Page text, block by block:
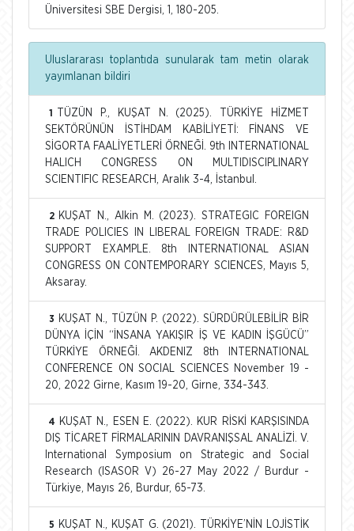
Üniversitesi SBE Dergisi, 1, 180-205.
Uluslararası toplantıda sunularak tam metin olarak
yayımlanan bildiri
1
TÜZÜN P., KUŞAT N. (2025). TÜRKİYE HİZMET
SEKTÖRÜNÜN İSTİHDAM KABİLİYETİ: FİNANS VE
SİGORTA FAALİYETLERİ ÖRNEĞİ. 9th INTERNATIONAL
HALICH CONGRESS ON MULTIDISCIPLINARY
SCIENTIFIC RESEARCH, Aralık 3-4, İstanbul.
2 KUŞAT N., Alkin M. (2023). STRATEGIC FOREIGN
TRADE POLICIES IN LIBERAL FOREIGN TRADE: R&D
SUPPORT EXAMPLE. 8th INTERNATIONAL ASIAN
CONGRESS ON CONTEMPORARY SCIENCES, Mayıs 5,
Aksaray.
3
KUŞAT N., TÜZÜN P. (2022). SÜRDÜRÜLEBİLİR BİR
DÜNYA İÇİN “İNSANA YAKIŞIR İŞ VE KADIN İŞGÜCÜ”
TÜRKİYE ÖRNEĞİ. AKDENIZ 8th INTERNATIONAL
CONFERENCE ON SOCIAL SCIENCES November 19 -
20, 2022 Girne, Kasım 19-20, Girne, 334-343.
4
KUŞAT N., ESEN E. (2022). KUR RİSKİ KARŞISINDA
DIŞ TİCARET FİRMALARININ DAVRANIŞSAL ANALİZİ. V.
International Symposium on Strategic and Social
Research (ISASOR V) 26-27 May 2022 / Burdur -
Türkiye, Mayıs 26, Burdur, 65-73.
5
KUŞAT N., KUŞAT G. (2021). TÜRKİYE’NİN LOJİSTİK